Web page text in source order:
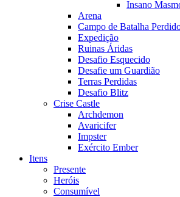
Insano
Arena
Campo de Batalha
Expedição
Ruinas Áridas
Desafio Esquecido
Desafie um Guardião
Terras Perdidas
Desafio Blitz
Crise Castle
Archdemon
Avaricifer
Impster
Exército Ember
Itens
Presente
Heróis
Consumível